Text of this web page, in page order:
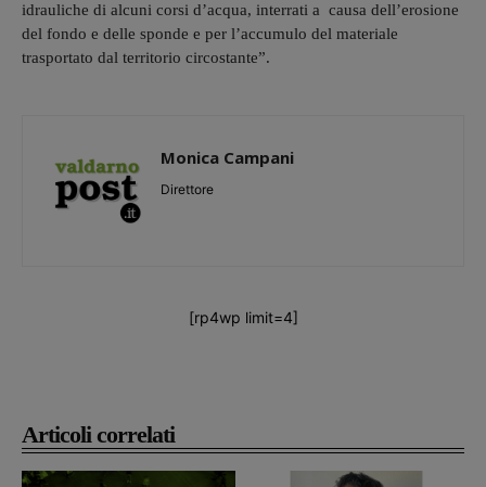
Articoli correlati
idrauliche di alcuni corsi d’acqua, interrati a causa dell’erosione
del fondo e delle sponde e per l’accumulo del materiale
trasportato dal territorio circostante”.
Monica Campani
Direttore
[rp4wp limit=4]